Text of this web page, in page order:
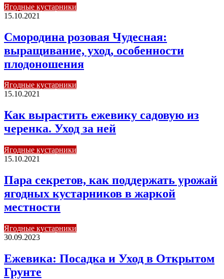
Ягодные кустарники
15.10.2021
Смородина розовая Чудесная:
выращивание, уход, особенности
плодоношения
Ягодные кустарники
15.10.2021
Как вырастить ежевику садовую из
черенка. Уход за ней
Ягодные кустарники
15.10.2021
Пара секретов, как поддержать урожай
ягодных кустарников в жаркой
местности
Ягодные кустарники
30.09.2023
Ежевика: Посадка и Уход в Открытом
Грунте